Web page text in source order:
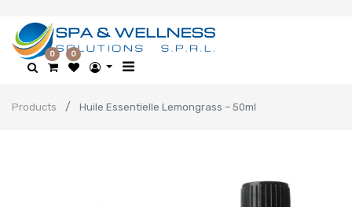
0 0
Products Huile Essentielle Lemongrass – 50ml